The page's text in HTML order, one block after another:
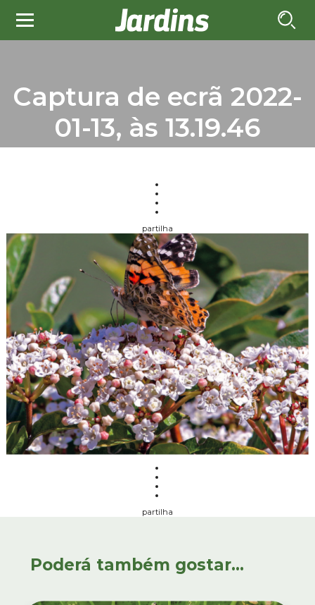
Captura de ecrã 2022-
01-13, às 13.19.46
partilha
partilha
Poderá também gostar...